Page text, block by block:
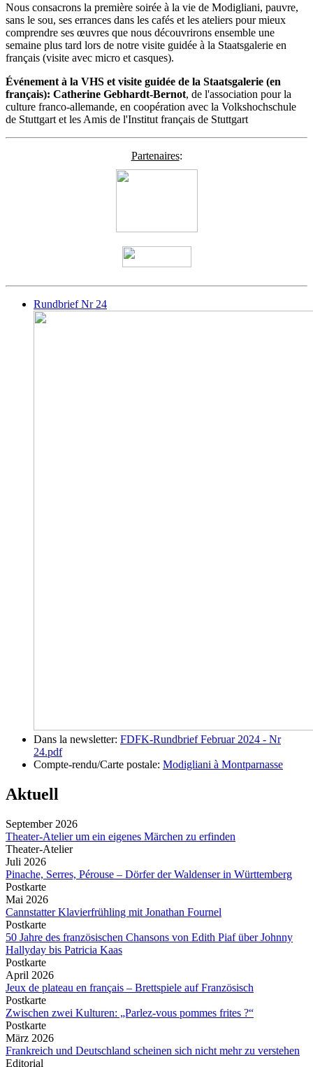
Nous consacrons la première soirée à la vie de Modigliani, pauvre,
sans le sou, ses errances dans les cafés et les ateliers pour mieux
comprendre ses œuvres que nous découvrirons ensemble une
semaine plus tard lors de notre visite guidée à la Staatsgalerie en
français (visite avec micro et casques).
Événement à la VHS et visite guidée de la Staatsgalerie (en
français): Catherine Gebhardt-Bernot, de l'association pour la
culture franco-allemande, en coopération avec la Volkshochschule
de Stuttgart et les Amis de l'Institut français de Stuttgart
Partenaires:
Rundbrief Nr 24
Dans la newsletter: FDFK-Rundbrief Februar 2024 - Nr
24.pdf
Compte-rendu/Carte postale: Modigliani à Montparnasse
Aktuell
September 2026
Theater-Atelier um ein eigenes Märchen zu erfinden
Theater-Atelier
Juli 2026
Pinache, Serres, Pérouse – Dörfer der Waldenser in Württemberg
Postkarte
Mai 2026
Cannstatter Klavierfrühling mit Jonathan Fournel
Postkarte
50 Jahre des französischen Chansons von Edith Piaf über Johnny
Hallyday bis Patricia Kaas
Postkarte
April 2026
Jeux de plateau en français – Brettspiele auf Französisch
Postkarte
Zwischen zwei Kulturen: „Parlez-vous pommes frites ?“
Postkarte
März 2026
Frankreich und Deutschland scheinen sich nicht mehr zu verstehen
Editorial